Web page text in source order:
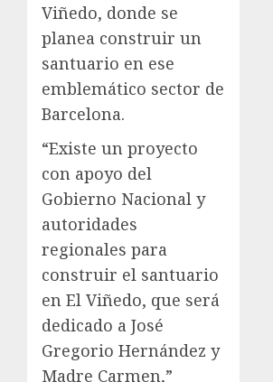
Viñedo, donde se
planea construir un
santuario en ese
emblemático sector de
Barcelona.
“Existe un proyecto
con apoyo del
Gobierno Nacional y
autoridades
regionales para
construir el santuario
en El Viñedo, que será
dedicado a José
Gregorio Hernández y
Madre Carmen,”